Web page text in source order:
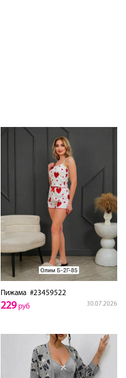
Пижама #23459522
30.07.2026
229руб